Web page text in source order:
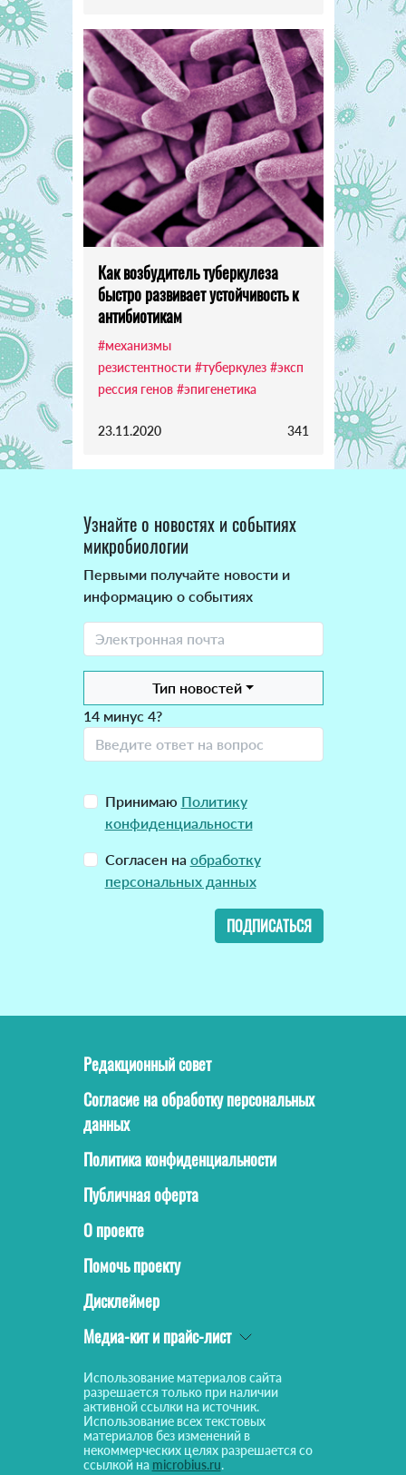
Как возбудитель туберкулеза
быстро развивает устойчивость к
антибиотикам
#механизмы
резистентности #туберкулез #эксп
рессия генов #эпигенетика
23.11.2020 341
Узнайте о новостях и событиях
микробиологии
Первыми получайте новости и
информацию о событиях
Тип новостей
14 минус 4?
Принимаю Политику
конфиденциальности
Согласен на обработку
персональных данных
ПОДПИСАТЬСЯ
Редакционный совет
Согласие на обработку персональных
данных
Политика конфиденциальности
Публичная оферта
О проекте
Помочь проекту
Дисклеймер
Медиа-кит и прайс-лист
Использование материалов сайта
разрешается только при наличии
активной ссылки на источник.
Использование всех текстовых
материалов без изменений в
некоммерческих целях разрешается со
ссылкой на microbius.ru.